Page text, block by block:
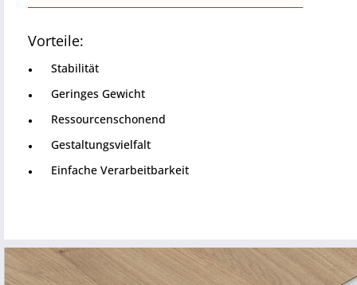
Vorteile:
Stabilität
Geringes Gewicht
Ressourcenschonend
Gestaltungsvielfalt
Einfache Verarbeitbarkeit